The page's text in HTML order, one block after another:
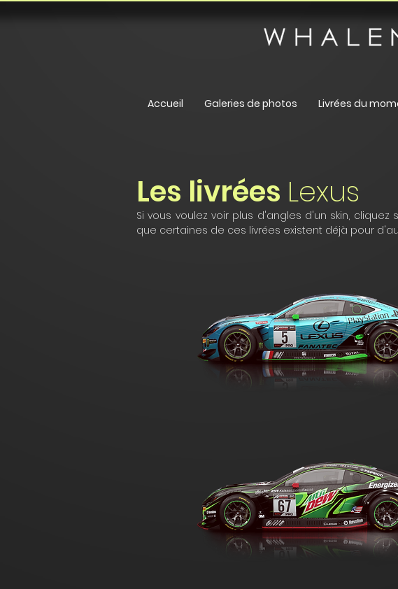
Accueil Galeries de photos Livrées du
Les livrées Lexus
Si vous voulez voir plus d'angles d'un skin,
que certaines de ces livrées existent déjà pour